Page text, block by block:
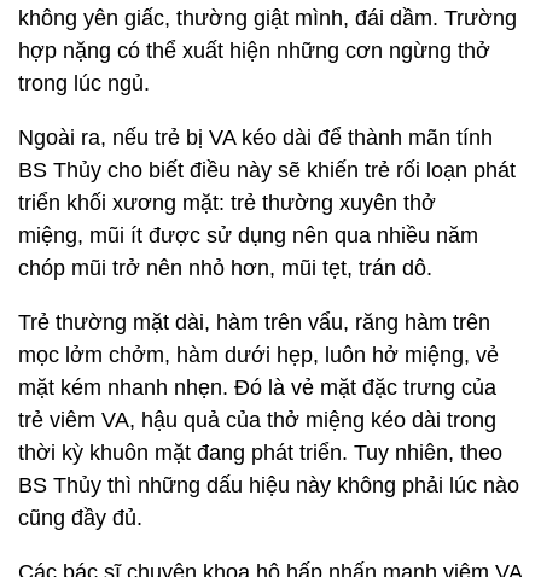
không yên giấc, thường giật mình, đái dầm. Trường
hợp nặng có thể xuất hiện những cơn ngừng thở
trong lúc ngủ.
Ngoài ra, nếu trẻ bị VA kéo dài để thành mãn tính
BS Thủy cho biết điều này sẽ khiến trẻ rối loạn phát
triển khối xương mặt: trẻ thường xuyên thở
miệng, mũi ít được sử dụng nên qua nhiều năm
chóp mũi trở nên nhỏ hơn, mũi tẹt, trán dô.
Trẻ thường mặt dài, hàm trên vẩu, răng hàm trên
mọc lởm chởm, hàm dưới hẹp, luôn hở miệng, vẻ
mặt kém nhanh nhẹn. Đó là vẻ mặt đặc trưng của
trẻ viêm VA, hậu quả của thở miệng kéo dài trong
thời kỳ khuôn mặt đang phát triển. Tuy nhiên, theo
BS Thủy thì những dấu hiệu này không phải lúc nào
cũng đầy đủ.
Các bác sĩ chuyên khoa hô hấp nhấn mạnh viêm VA